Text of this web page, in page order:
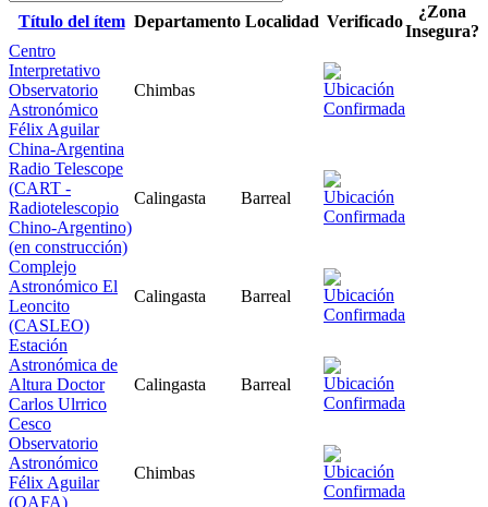
Título del ítem Departamento Localidad Verificado
¿Zona
Insegura?
Centro
Interpretativo
Observatorio
Astronómico
Félix Aguilar
Chimbas
China-Argentina
Radio Telescope
(CART -
Radiotelescopio
Chino-Argentino)
(en construcción)
Calingasta Barreal
Complejo
Astronómico El
Leoncito
(CASLEO)
Calingasta Barreal
Estación
Astronómica de
Altura Doctor
Carlos Ulrrico
Cesco
Calingasta Barreal
Observatorio
Astronómico
Félix Aguilar
(OAFA)
Chimbas